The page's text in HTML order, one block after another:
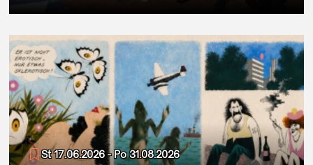
St 17.06.2026 - Po 31.08.2026